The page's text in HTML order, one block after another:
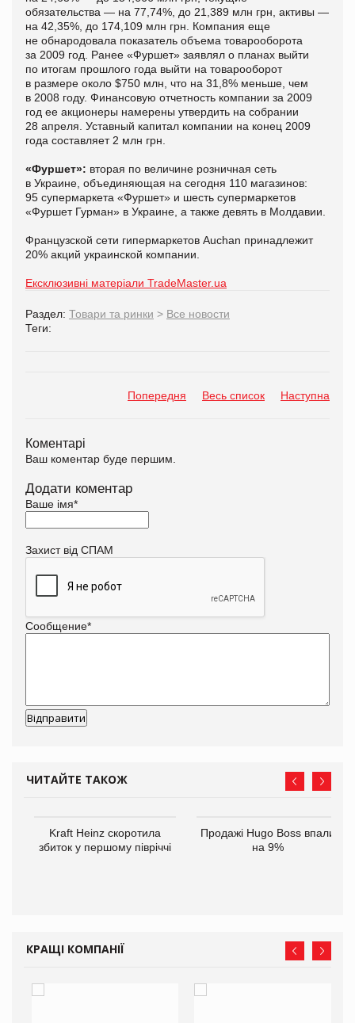
обязательства — на 77,74%, до 21,389 млн грн, активы —
на 42,35%, до 174,109 млн грн. Компания еще
не обнародовала показатель объема товарооборота
за 2009 год. Ранее «Фуршет» заявлял о планах выйти
по итогам прошлого года выйти на товарооборот
в размере около $750 млн, что на 31,8% меньше, чем
в 2008 году. Финансовую отчетность компании за 2009
год ее акционеры намерены утвердить на собрании
28 апреля. Уставный капитал компании на конец 2009
года составляет 2 млн грн.
«Фуршет»: вторая по величине розничная сеть
в Украине, объединяющая на сегодня 110 магазинов:
95 супермаркета «Фуршет» и шесть супермаркетов
«Фуршет Гурман» в Украине, а также девять в Молдавии.
Французской сети гипермаркетов Auchan принадлежит
20% акций украинской компании.
Ексклюзивні матеріали TradeMaster.ua
Раздел: Товари та ринки > Все новости
Теги:
Попередня Весь список Наступна
Коментарі
Ваш коментар буде першим.
Додати коментар
Ваше імя*
Захист від СПАМ
Сообщение*
ЧИТАЙТЕ ТАКОЖ
Kraft Heinz скоротила
збиток у першому півріччі
Продажі Hugo Boss впали
на 9%
КРАЩІ КОМПАНІЇ